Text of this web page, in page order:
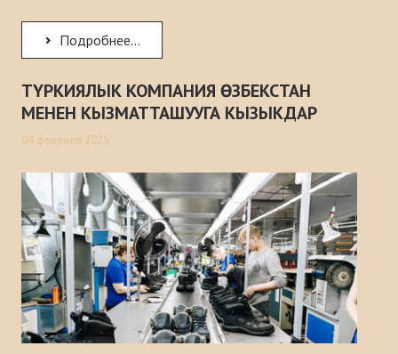
Подробнее...
ТҮРКИЯЛЫК КОМПАНИЯ ӨЗБЕКСТАН
МЕНЕН КЫЗМАТТАШУУГА КЫЗЫКДАР
04 февраля 2025